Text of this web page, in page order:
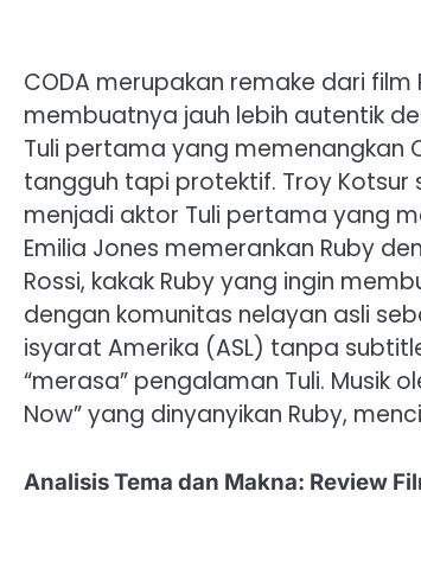
CODA merupakan remake dari film
membuatnya jauh lebih autentik
Tuli pertama yang memenangkan
tangguh tapi protektif. Troy Kotsur
menjadi aktor Tuli pertama yang
Emilia Jones memerankan Ruby
Rossi, kakak Ruby yang ingin
dengan komunitas nelayan asli
isyarat Amerika (ASL) tanpa
“merasa” pengalaman Tuli. Musik
Now” yang dinyanyikan Ruby,
Analisis Tema dan Makna: Review